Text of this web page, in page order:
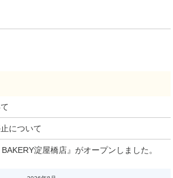
について
淀屋橋店』がオープンしました。